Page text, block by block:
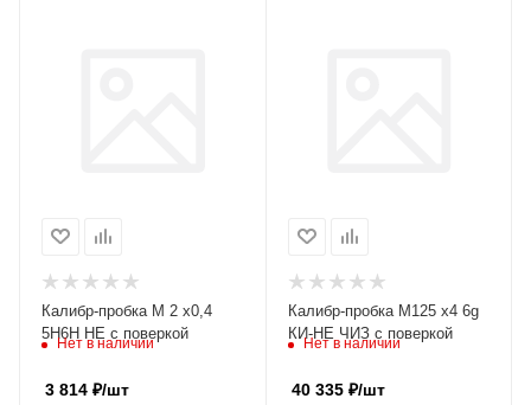
Калибр-пробка М 2 х0,4
5H6H НЕ с поверкой
Нет в наличии
3 814 ₽/шт
Калибр-пробка М125 х4 6g
КИ-НЕ ЧИЗ с поверкой
Нет в наличии
40 335₽/шт